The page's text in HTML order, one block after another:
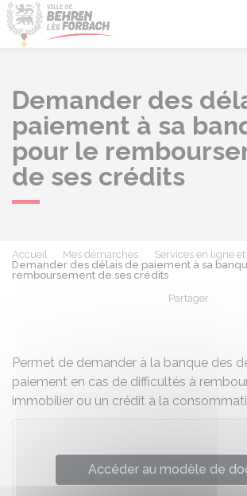
Demander des
paiement à sa
pour le
de ses crédits
Accueil Mes démarches
Services en ligne
Demander des délais de paiement à sa
remboursement de ses crédits
Partager
Permet de demander à la banque des
paiement en cas de difficultés à
immobilier ou un crédit à la
Accéder au modèle de